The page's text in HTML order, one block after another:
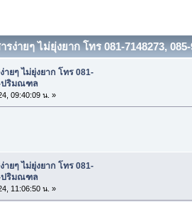
ง่ายๆ ไม่ยุ่งยาก โทร 081-7148273,
ยๆ ไม่ยุ่งยาก โทร 081-
-ปริมณฑล
09:40:09 น. »
ยๆ ไม่ยุ่งยาก โทร 081-
-ปริมณฑล
11:06:50 น. »